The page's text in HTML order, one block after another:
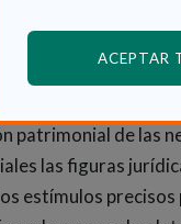
ACEPTAR
y de
en los
patrimonial de las
las figuras
estímulos precisos